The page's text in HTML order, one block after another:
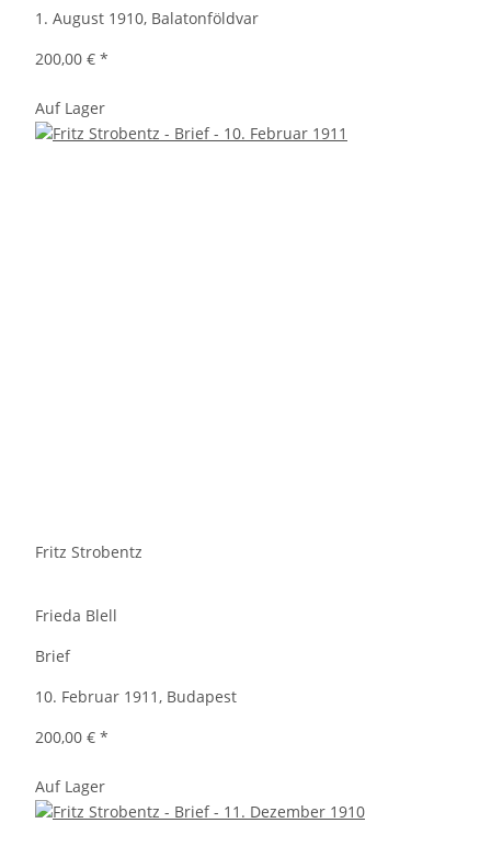
1. August 1910, Balatonföldvar
200,00 € *
Auf Lager
Fritz Strobentz
Frieda Blell
Brief
10. Februar 1911, Budapest
200,00 € *
Auf Lager